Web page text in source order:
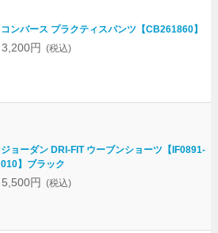
コンバース プラクティスパンツ【CB261860】
3,200円 (税込)
ジョーダン DRI-FIT ウーブンショーツ【IF0891-
010】ブラック
5,500円 (税込)